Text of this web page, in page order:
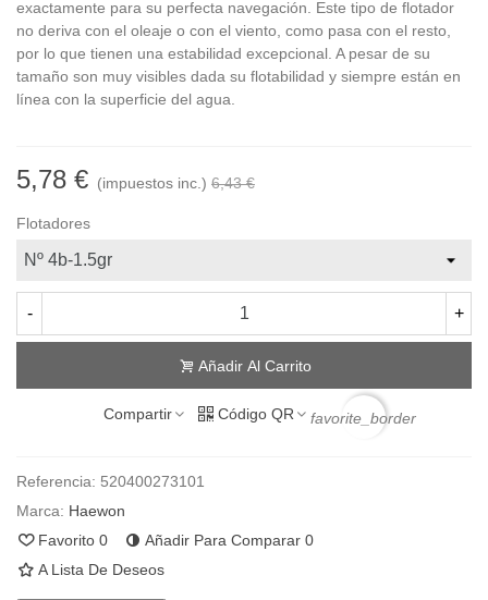
exactamente para su perfecta navegación. Este tipo de flotador
no deriva con el oleaje o con el viento, como pasa con el resto,
por lo que tienen una estabilidad excepcional. A pesar de su
tamaño son muy visibles dada su flotabilidad y siempre están en
línea con la superficie del agua.
5,78 € (impuestos inc.) 6,43 €
Flotadores
- +
Añadir Al Carrito
Compartir Código QR favorite_border
Referencia: 520400273101
Marca: Haewon
Favorito 0 Añadir Para Comparar 0
A Lista De Deseos